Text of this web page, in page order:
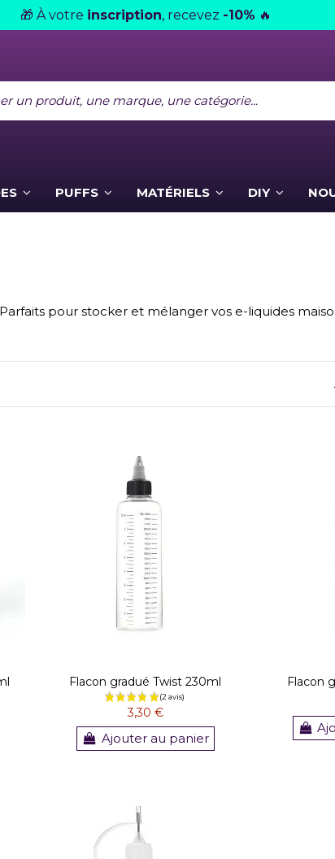
🎁 À votre inscription, recevez -10% 🔥
PUFFS MATÉRIELS DIY
Parfaits pour stocker et mélanger vos e-liquides
Flacon gradué Twist 230ml
3,30 €
Ajouter au panier
Flacon